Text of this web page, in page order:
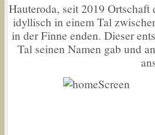
Hauteroda, seit 2019
idyllisch in einem Tal
in der Finne enden. Dieser
Tal seinen Namen gab und